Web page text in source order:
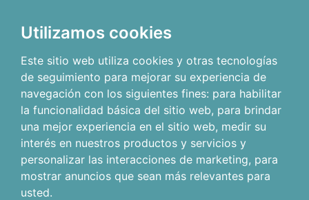
Utilizamos cookies
Este sitio web utiliza cookies y otras tecnologías
de seguimiento para mejorar su experiencia de
navegación con los siguientes fines: para habilitar
la funcionalidad básica del sitio web, para brindar
una mejor experiencia en el sitio web, medir su
interés en nuestros productos y servicios y
personalizar las interacciones de marketing, para
mostrar anuncios que sean más relevantes para
usted.